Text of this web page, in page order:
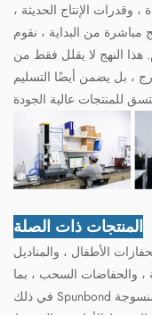
وقدرات الإنتاج الحديثة ،
مباشرة من البداية ، نقوم
هذا النهج لا يقلل فقط من
، بل يضمن أيضًا التسليم
المنتجات ذات الصلة
الأطفال ، والمناديل
، والحفاضات السحب ، بما
في ذلك Spunbond غير المنسوجة ، SMMs غير المنسوجة غير المنسوجة ،